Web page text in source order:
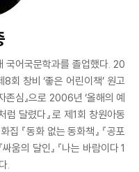
국어국문학과를 졸업했다. 20
회 창비 ‘좋은 어린이책’ 원고
존심』으로 2006년 ‘올해의 예
럼 달렸다』로 제1회 창원아동
『동화 없는 동화책』 『공포
움의 달인』 『나는 바람이다 1
.